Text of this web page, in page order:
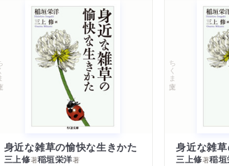
庫
身近な雑草の愉快な生きかた
三上修著稲垣栄洋著
ちくま文庫
身近な雑
三上修著稲